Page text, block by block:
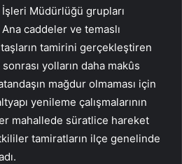
Müdürlüğü grupları
caddeler ve temaslı
tamirini gerçekleştiren
yolların daha makûs
mağdur olmaması için
yenileme çalışmalarının
mahallede süratlice hareket
tamiratların ilçe genelinde